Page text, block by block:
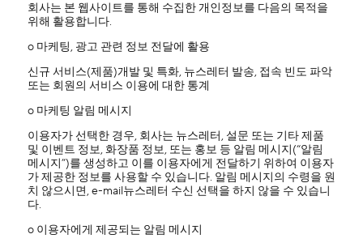
회사는 본 웹사이트를 통해 수집한 개인정보를 다음의 목적을
위해 활용합니다.
ο 마케팅, 광고 관련 정보 전달에 활용
신규 서비스(제품)개발 및 특화, 뉴스레터 발송, 접속 빈도 파악
또는 회원의 서비스 이용에 대한 통계
ο 마케팅 알림 메시지
이용자가 선택한 경우, 회사는 뉴스레터, 설문 또는 기타 제품
및 이벤트 정보, 화장품 정보, 또는 홍보 등 알림 메시지(“알림
메시지”)를 생성하고 이를 이용자에게 전달하기 위하여 이용자
가 제공한 정보를 사용할 수 있습니다. 알림 메시지의 수령을 원
치 않으시면, e-mail뉴스레터 수신 선택을 하지 않을 수 있습니
다.
ο 이용자에게 제공되는 알림 메시지